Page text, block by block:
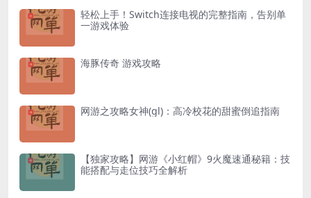
轻松上手！Switch连接电视的完整指南，告别单
一游戏体验
海豚传奇 游戏攻略
网游之攻略女神(gl)：高冷校花的甜蜜倒追指南
【独家攻略】网游《小红帽》9火魔速通秘籍：技
能搭配与走位技巧全解析